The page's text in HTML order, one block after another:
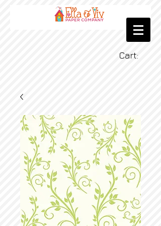
Cart: